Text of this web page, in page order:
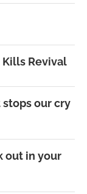
Kills Revival
stops our cry
out in your